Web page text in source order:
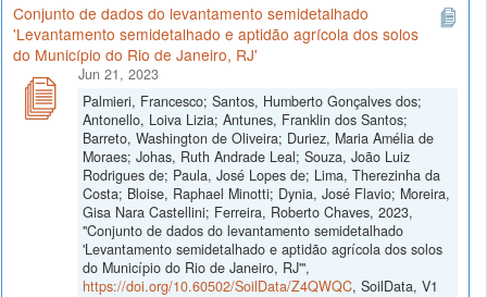
Conjunto de dados do levantamento semidetalhado
'Levantamento semidetalhado e aptidão agrícola dos solos
do Município do Rio de Janeiro, RJ'
Jun 21, 2023
Palmieri, Francesco; Santos, Humberto Gonçalves dos;
Antonello, Loiva Lizia; Antunes, Franklin dos Santos;
Barreto, Washington de Oliveira; Duriez, Maria Amélia de
Moraes; Johas, Ruth Andrade Leal; Souza, João Luiz
Rodrigues de; Paula, José Lopes de; Lima, Therezinha da
Costa; Bloise, Raphael Minotti; Dynia, José Flavio; Moreira,
Gisa Nara Castellini; Ferreira, Roberto Chaves, 2023,
"Conjunto de dados do levantamento semidetalhado
'Levantamento semidetalhado e aptidão agrícola dos solos
do Município do Rio de Janeiro, RJ'",
https://doi.org/10.60502/SoilData/Z4QWQC, SoilData, V1